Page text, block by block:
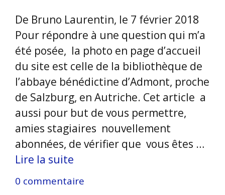
De Bruno Laurentin, le 7 février 2018
Pour répondre à une question qui m’a
été posée, la photo en page d’accueil
du site est celle de la bibliothèque de
l’abbaye bénédictine d’Admont, proche
de Salzburg, en Autriche. Cet article a
aussi pour but de vous permettre,
amies stagiaires nouvellement
abonnées, de vérifier que vous êtes …
Lire la suite
0 commentaire